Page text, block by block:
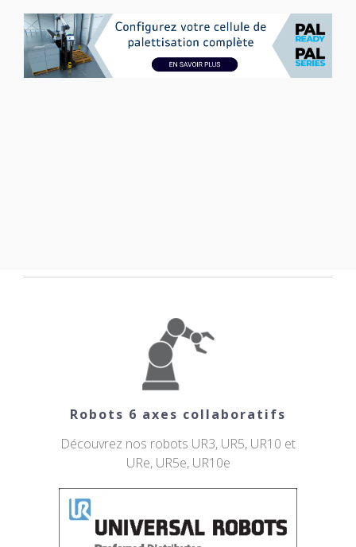
Robots 6 axes collaboratifs
Découvrez nos robots UR3, UR5, UR10 et
URe, UR5e, UR10e